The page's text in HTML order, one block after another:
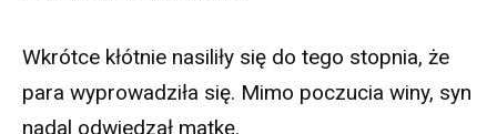
Wkrótce kłótnie nasiliły się do tego stopnia, że
para wyprowadziła się. Mimo poczucia winy, syn
nadal odwiedzał matkę.